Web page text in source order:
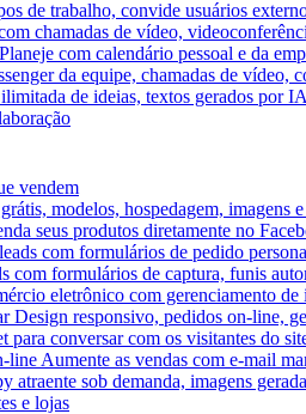
de trabalho, convide usuários
chamadas de vídeo,
Planeje com calendário pessoal e da
da equipe, chamadas de vídeo,
de ideias, textos gerados por
vendem
modelos, hospedagem, imagens
seus produtos diretamente no
com formulários de pedido
com formulários de captura, funis
eletrônico com gerenciamento
Design responsivo, pedidos on-line,
conversar com os visitantes do
line Aumente as vendas com e-mail
atraente sob demanda, imagens
e lojas